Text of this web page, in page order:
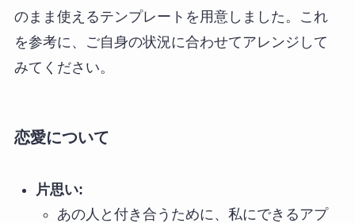
のまま使えるテンプレートを用意しました。これ
を参考に、ご自身の状況に合わせてアレンジして
みてください。
恋愛について
片思い:
あの人と付き合うために、私にできるアプ